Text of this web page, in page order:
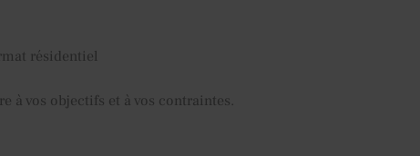
résidentiel
à vos objectifs et à vos contraintes.